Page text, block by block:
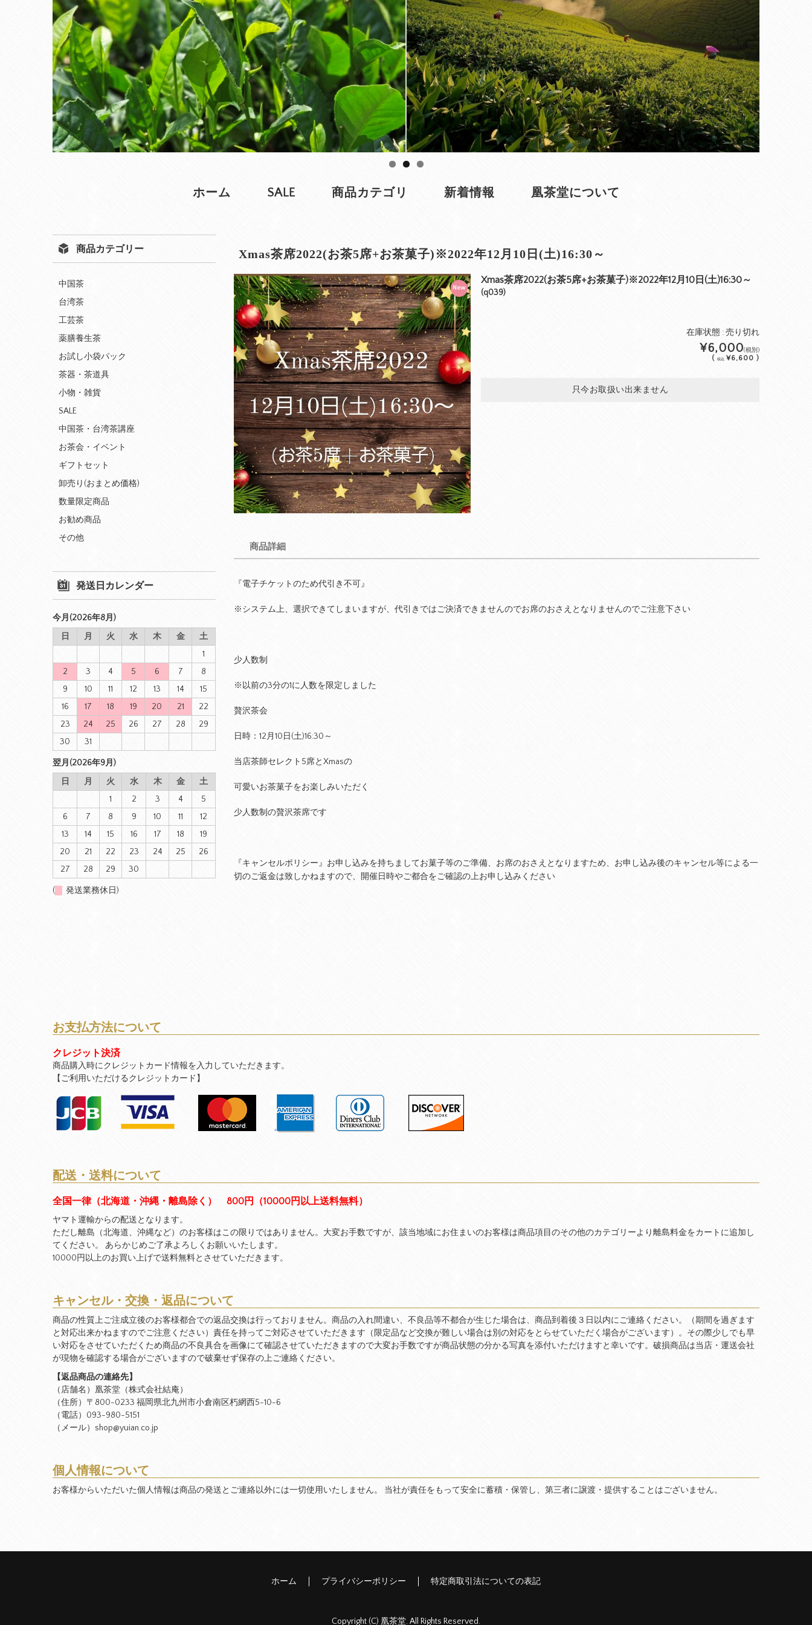
ホーム SALE 商品カテゴリ 新着情報 凰茶堂について
Xmas茶席2022(お茶5席+お茶菓子)※2022年12月10日(土)16:30～
New
Xmas茶席2022(お茶5席+お茶菓子)※2022年12月10日(土)16:30～
(q039)
在庫状態 : 売り切れ
¥6,000(税別)
( 税込 ¥6,600 )
只今お取扱い出来ません
商品詳細
『電子チケットのため代引き不可』
※システム上、選択できてしまいますが、代引きではご決済できませんのでお席のおさえとなりませんのでご注意下さい
少人数制
※以前の3分の1に人数を限定しました
贅沢茶会
日時：12月10日(土)16:30～
当店茶師セレクト5席とXmasの
可愛いお茶菓子をお楽しみいただく
少人数制の贅沢茶席です
『キャンセルポリシー』お申し込みを持ちましてお菓子等のご準備、お席のおさえとなりますため、お申し込み後のキャンセル等による一
切のご返金は致しかねますので、開催日時やご都合をご確認の上お申し込みください
商品カテゴリー
中国茶
台湾茶
工芸茶
薬膳養生茶
お試し小袋パック
茶器・茶道具
小物・雑貨
SALE
中国茶・台湾茶講座
お茶会・イベント
ギフトセット
卸売り(おまとめ価格)
数量限定商品
お勧め商品
その他
発送日カレンダー
今月(2026年8月)
日
月 火 水 木 金
土
1
2
3 4 5 6 7
8
9
10 11 12 13 14
15
16
17 18 19 20 21
22
23
24 25 26 27 28
29
30
31
翌月(2026年9月)
日
月 火 水 木 金
土
1
2 3 4
5
6
7 8 9 10 11
12
13
14 15 16 17 18
19
20
21 22 23 24 25
26
27
28 29 30
( 発送業務休日)
お支払方法について
クレジット決済
商品購入時にクレジットカード情報を入力していただきます。
【ご利用いただけるクレジットカード】
配送・送料について
全国一律（北海道・沖縄・離島除く） 800円（10000円以上送料無料）
ヤマト運輸からの配送となります。
ただし離島（北海道、沖縄など）のお客様はこの限りではありません。大変お手数ですが、該当地域にお住まいのお客様は商品項目のその他のカテゴリーより離島料金をカートに追加し
てください。 あらかじめご了承よろしくお願いいたします。
10000円以上のお買い上げで送料無料とさせていただきます。
キャンセル・交換・返品について
商品の性質上ご注成立後のお客様都合での返品交換は行っておりません。商品の入れ間違い、不良品等不都合が生じた場合は、商品到着後３日以内にご連絡ください。（期間を過ぎます
と対応出来かねますのでご注意ください）責任を持ってご対応させていただきます（限定品など交換が難しい場合は別の対応をとらせていただく場合がございます）。その際少しでも早
い対応をさせていただくため商品の不良具合を画像にて確認させていただきますので大変お手数ですが商品状態の分かる写真を添付いただけますと幸いです。破損商品は当店・運送会社
が現物を確認する場合がございますので破棄せず保存の上ご連絡ください。
【返品商品の連絡先】
（店舗名）凰茶堂（株式会社結庵）
（住所）〒800-0233 福岡県北九州市小倉南区朽網西5-10-6
（電話）093-980-5151
（メール）shop@yuian.co.jp
個人情報について
お客様からいただいた個人情報は商品の発送とご連絡以外には一切使用いたしません。 当社が責任をもって安全に蓄積・保管し、第三者に譲渡・提供することはございません。
ホーム プライバシーポリシー 特定商取引法についての表記
Copyright (C) 凰茶堂. All Rights Reserved.